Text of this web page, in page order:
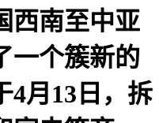
西南至中亚
一个簇新的
4月13日，拆